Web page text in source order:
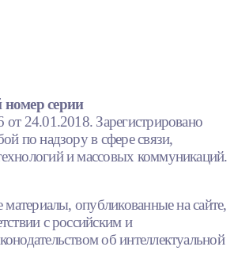
серии
24.01.2018. Зарегистрировано
по надзору в сфере связи,
и массовых коммуникаций.
опубликованные на сайте,
с российским и
об интеллектуальной